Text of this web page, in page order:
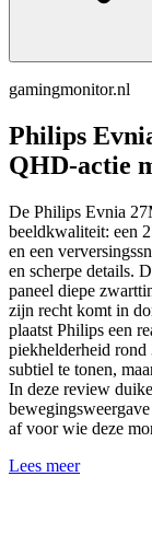
gamingmonitor.nl
Philips
QHD-actie
De Philips Evnia
beeldkwaliteit: een
en een
en scherpe details.
paneel diepe
zijn recht komt in
plaatst Philips een
piekhelderheid
subtiel te tonen,
In deze review
af voor wie deze
Lees meer